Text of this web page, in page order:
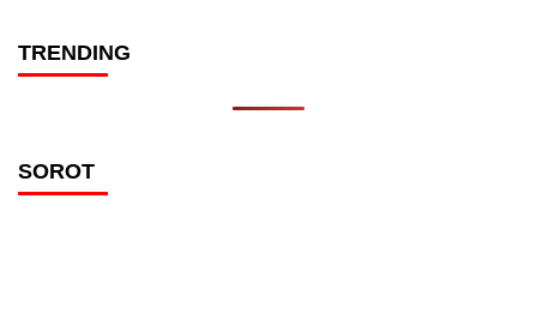
TRENDING
SOROT